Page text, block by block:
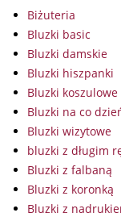
Biżuteria
Bluzki basic
Bluzki damskie
Bluzki hiszpanki
Bluzki koszulowe
Bluzki na co
Bluzki wizytowe
bluzki z długim
Bluzki z falbaną
Bluzki z koronką
Bluzki z